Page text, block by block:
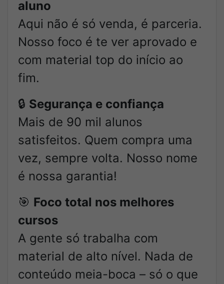
aluno
Aqui não é só venda, é parceria.
Nosso foco é te ver aprovado e
com material top do início ao
fim.
🔒 Segurança e confiança
Mais de 90 mil alunos
satisfeitos. Quem compra uma
vez, sempre volta. Nosso nome
é nossa garantia!
🎯 Foco total nos melhores
cursos
A gente só trabalha com
material de alto nível. Nada de
conteúdo meia-boca – só o que